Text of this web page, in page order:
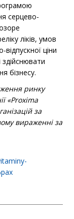
серцево-
ліків, умов
ціни
бізнесу.
ринку
«Proxima
за
вираженні за